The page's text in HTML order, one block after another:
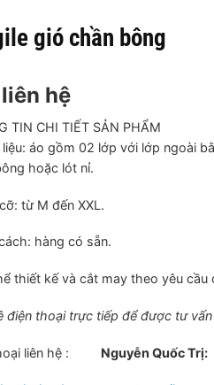
gió chần bông
hệ
TIN CHI TIẾT SẢN PHẨM
liệu: áo gồm 02 lớp với lớp ngoài
hoặc lót nỉ.
từ M đến XXL.
hàng có sẵn.
thiết kế và cắt may theo yêu cầu
điện thoại trực tiếp để được tư
liên hệ : Nguyễn Quốc Trị: